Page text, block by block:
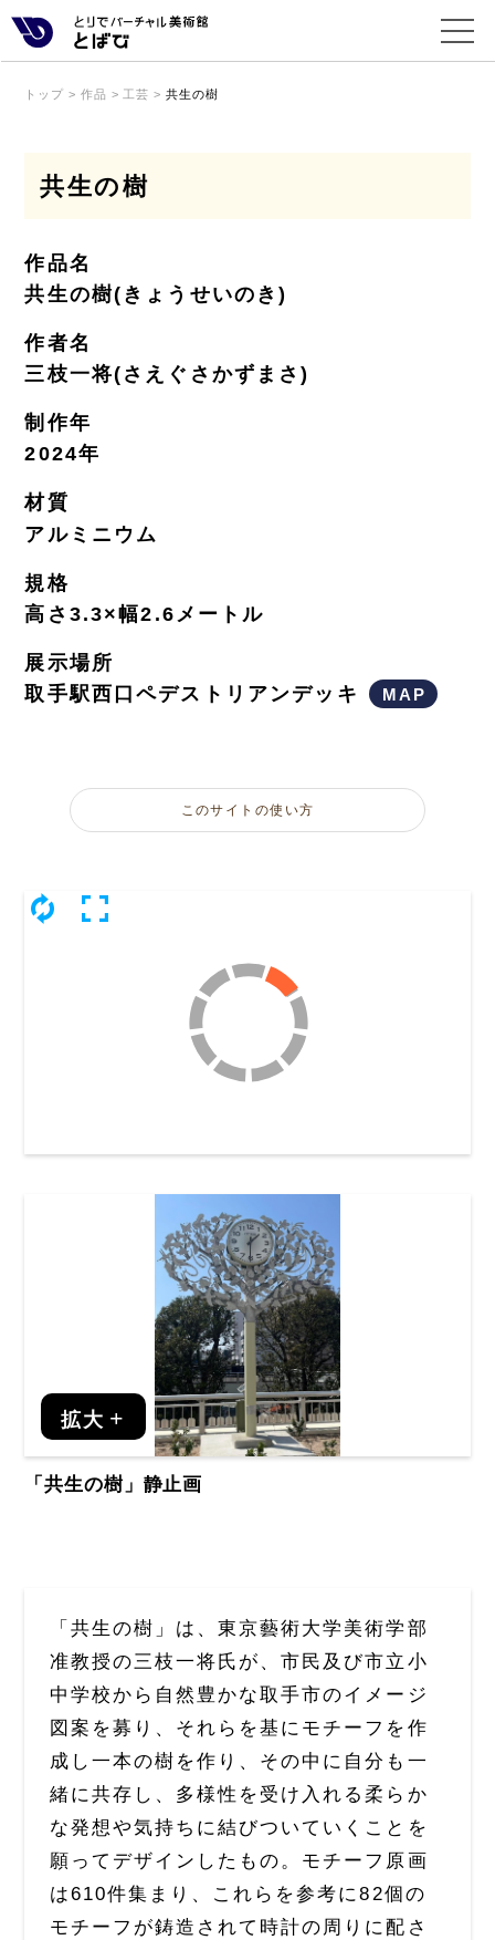
トップ > 作品 > 工芸 > 共生の樹
共生の樹
作品名
共生の樹(きょうせいのき)
作者名
三枝一将(さえぐさかずまさ)
制作年
2024年
材質
アルミニウム
規格
高さ3.3×幅2.6メートル
展示場所
取手駅西口ペデストリアンデッキ
MAP
このサイトの使い方
拡大
「共生の樹」静止画
「共生の樹」は、東京藝術大学美術学部
准教授の三枝一将氏が、市民及び市立小
中学校から自然豊かな取手市のイメージ
図案を募り、それらを基にモチーフを作
成し一本の樹を作り、その中に自分も一
緒に共存し、多様性を受け入れる柔らか
な発想や気持ちに結びついていくことを
願ってデザインしたもの。モチーフ原画
は610件集まり、これらを参考に82個の
モチーフが鋳造されて時計の周りに配さ